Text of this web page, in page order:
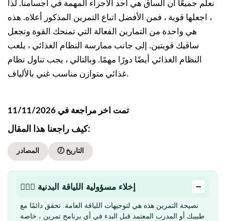
نعلم جميعًا أن الساق هي أحد الأجزاء المهمة في أجسامنا. لذا
، اجعلها قوية ، فمن الأفضل اتباع التمرين المذكور أعلاه. هذه
هي واحدة من التمارين الفعالة التي تمنحك القوة وتجعل
ساقيك قويتين. إلى جانب ممارسة النظام الغذائي ، يلعب
النظام الغذائي أيضًا دورًا مهمًا. وبالتالي ، يجب تناول نظام
غذائي متوازن مناسب غني بالألياف.
تمت اخر مراجعة في 11/11/2026
كيف راجعنا هذا المقال:
المصادر 🕖 التاريخ
🏋🏻‍♂️ إخلاء مسؤولية اللياقة البدنية −
نصيحة التمرين هذه هي لتوجيهات اللياقة العامة. تحقق دائمًا مع
طبيبك أو المدرب المعتمد قبل البدء في أي برنامج تمرين ، خاصة